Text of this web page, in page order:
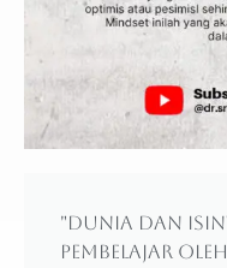
"Dunia dan
pembelajar